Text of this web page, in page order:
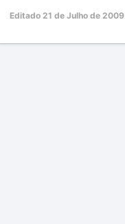
Editado 21 de Julho de 2009